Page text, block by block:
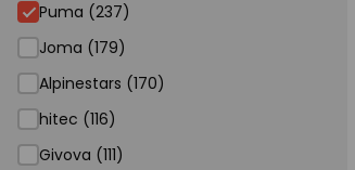
Puma (237)
Joma (179)
Alpinestars (170)
hitec (116)
Givova (111)